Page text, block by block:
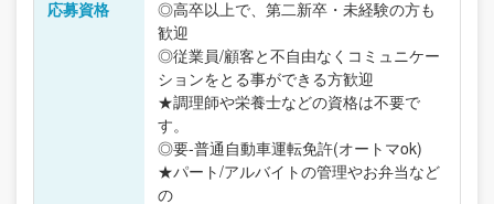
応募資格
◎高卒以上で、第二新卒・未経験の方も
歓迎
◎従業員/顧客と不自由なくコミュニケー
ションをとる事ができる方歓迎
★調理師や栄養士などの資格は不要で
す。
◎要-普通自動車運転免許(オートマok)
★パート/アルバイトの管理やお弁当など
の